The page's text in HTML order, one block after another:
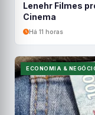
Lenehr Filmes
Cinema
Há 11 horas
ECONOMIA &